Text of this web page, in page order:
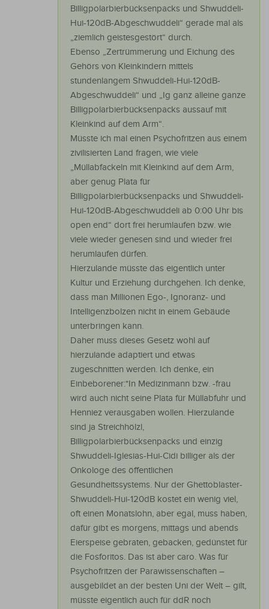
Billigpolarbierbücksenpacks und Shwuddeli-
Hui-120dB-Abgeschwuddeli“ gerade mal als
„ziemlich geistesgestört“ durch.
Ebenso „Zertrümmerung und Eichung des
Gehörs von Kleinkindern mittels
stundenlangem Shwuddeli-Hui-120dB-
Abgeschwuddeli“ und „Ig ganz alleine ganze
Billigpolarbierbücksenpacks aussauf mit
Kleinkind auf dem Arm“.
Müsste ich mal einen Psychofritzen aus einem
zivilisierten Land fragen, wie viele
„Müllabfackeln mit Kleinkind auf dem Arm,
aber genug Plata für
Billigpolarbierbücksenpacks und Shwuddeli-
Hui-120dB-Abgeschwuddeli ab 0:00 Uhr bis
open end“ dort frei herumlaufen bzw. wie
viele wieder genesen sind und wieder frei
herumlaufen dürfen.
Hierzulande müsste das eigentlich unter
Kultur und Erziehung durchgehen. Ich denke,
dass man Millionen Ego-, Ignoranz- und
Intelligenzbolzen nicht in einem Gebäude
unterbringen kann.
Daher muss dieses Gesetz wohl auf
hierzulande adaptiert und etwas
zugeschnitten werden. Ich denke, ein
Einbeborener:*In Medizinmann bzw. -frau
wird auch nicht seine Plata für Müllabfuhr und
Henniez verausgaben wollen. Hierzulande
sind ja Streichhölzl,
Billigpolarbierbücksenpacks und einzig
Shwuddeli-Iglesias-Hui-Cidi billiger als der
Onkologe des öffentlichen
Gesundheitssystems. Nur der Ghettoblaster-
Shwuddeli-Hui-120dB kostet ein wenig viel,
oft einen Monatslohn, aber egal, muss haben,
dafür gibt es morgens, mittags und abends
Eierspeise gebraten, gebacken, gedünstet für
die Fosforitos. Das ist aber caro. Was für
Psychofritzen der Parawissenschaften –
ausgebildet an der besten Uni der Welt – gilt,
müsste eigentlich auch für ddR noch